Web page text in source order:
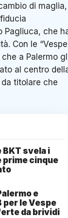
di maglia,
Pagliuca, che
Con le
a Palermo
al centro
titolare che
BKT svela i
prime cinque
e
per le Vespe
da brividi